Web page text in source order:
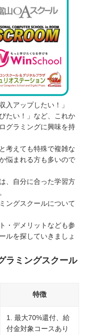
入アップしたい！」
たい！」など、これか
グラミングに興味を持
考えても特殊で複雑な
悩まれる方も多いので
、自分に合った学習方
ングスクールについて
・デメリットなども参
ルを探していきましょ
ラミングスクール
特徴
1. 最大70%還付、給
付金対象コースあり